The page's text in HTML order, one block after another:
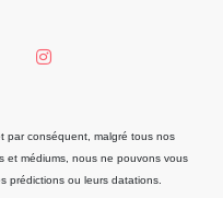
par conséquent, malgré tous nos
et médiums, nous ne pouvons vous
prédictions ou leurs datations.